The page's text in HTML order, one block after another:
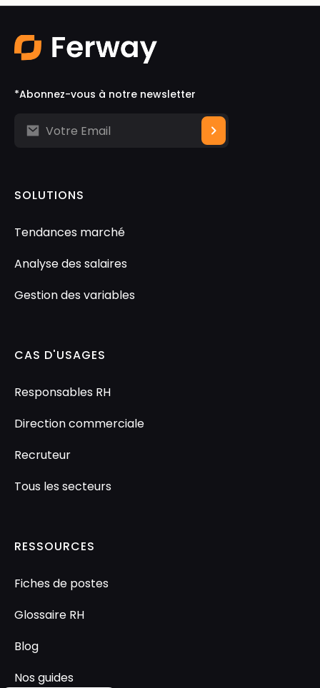
SOLUTIONS
Tendances marché
Analyse des salaires
Gestion des variables
CAS D'USAGES
Responsables RH
Direction commerciale
Recruteur
Tous les secteurs
RESSOURCES
Fiches de postes
Glossaire RH
Blog
Nos guides
*Abonnez-vous à notre newsletter